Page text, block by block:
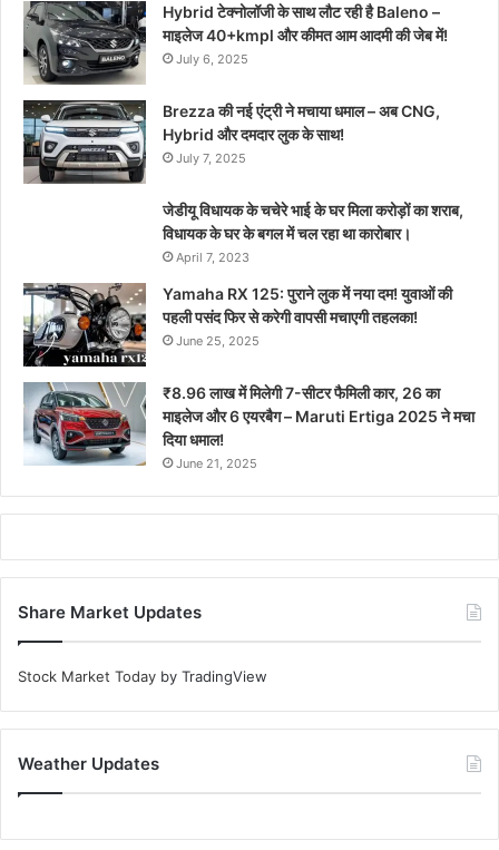
Hybrid टेक्नोलॉजी के साथ लौट रही है Baleno –
माइलेज 40+kmpl और कीमत आम आदमी की जेब में!
July 6, 2025
Brezza की नई एंट्री ने मचाया धमाल – अब CNG,
Hybrid और दमदार लुक के साथ!
July 7, 2025
जेडीयू विधायक के चचेरे भाई के घर मिला करोड़ों का शराब,
विधायक के घर के बगल में चल रहा था कारोबार।
April 7, 2023
Yamaha RX 125: पुराने लुक में नया दम! युवाओं की
पहली पसंद फिर से करेगी वापसी मचाएगी तहलका!
June 25, 2025
₹8.96 लाख में मिलेगी 7-सीटर फैमिली कार, 26 का
माइलेज और 6 एयरबैग – Maruti Ertiga 2025 ने मचा
दिया धमाल!
June 21, 2025
Share Market Updates
Stock Market Today by TradingView
Weather Updates